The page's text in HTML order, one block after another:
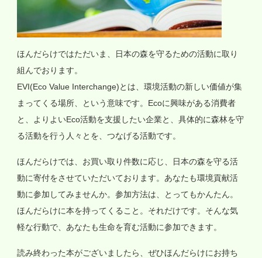
ほんだらけではただいま、日本の森を守るための活動に取り
組んでおります。
EVI(Eco Value Interchange)とは、環境活動の新しい価値が集
まってくる場所、という意味です。Ecoに興味がある消費者
と、よりよいEco活動を支援したい企業と、具体的に森林を守
る活動を行う人々とを、つなげる活動です。
ほんだらけでは、お買い取り件数に応じ、日本の森を守る活
動に寄付をさせていただいております。あなたも環境貢献活
動に参加してみませんか。参加方法は、とってもかんたん。
ほんだらけに本を持ってくること。それだけです。そんな気
軽な行動で、あなたも生命を育む活動に参加できます。
読み終わった本がございましたら、ぜひほんだらけにお持ち